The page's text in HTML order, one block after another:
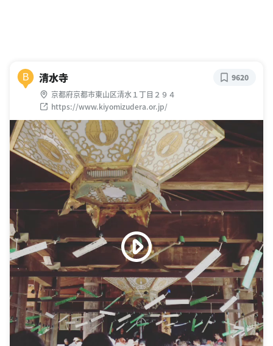
B 清水寺
京都府京都市東山区清水１丁目２９４
https://www.kiyomizudera.or.jp/
9620